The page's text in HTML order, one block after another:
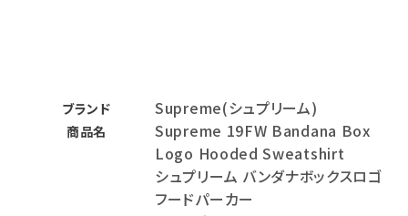
ブランド Supreme(シュプリーム)
商品名
Supreme 19FW Bandana Box
Logo Hooded Sweatshirt
シュプリーム バンダナボックスロゴ
フードパーカー